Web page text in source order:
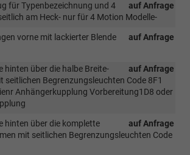
auf Anfrage
für Typenbezeichnung und 4
am Heck- nur für 4 Motion Modelle-
auf Anfrage
vorne mit lackierter Blende
auf Anfrage
hinten über die halbe Breite-
seitlichen Begrenzungsleuchten Code 8F1
Anhängerkupplung Vorbereitung1D8 oder
auf Anfrage
hinten über die komplette
mit seitlichen Begrenzungsleuchten Code